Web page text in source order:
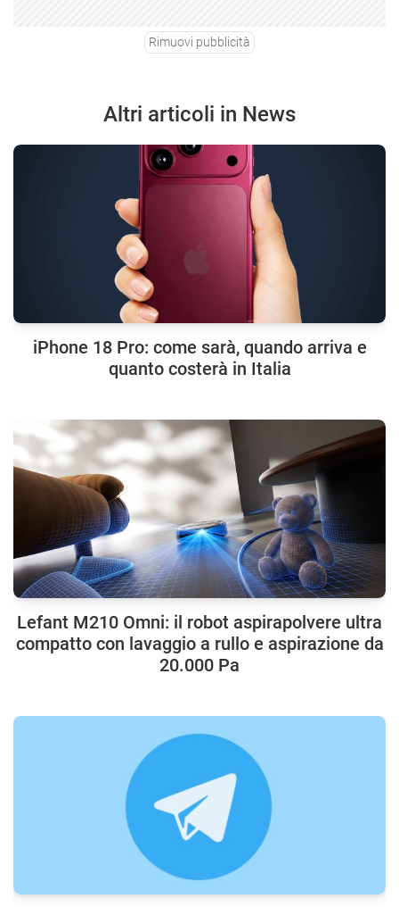
Rimuovi pubblicità
Altri articoli in News
iPhone 18 Pro: come sarà, quando arriva e
quanto costerà in Italia
Lefant M210 Omni: il robot aspirapolvere ultra
compatto con lavaggio a rullo e aspirazione da
20.000 Pa